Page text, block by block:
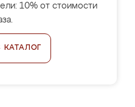
10% от стоимости
КАТАЛОГ